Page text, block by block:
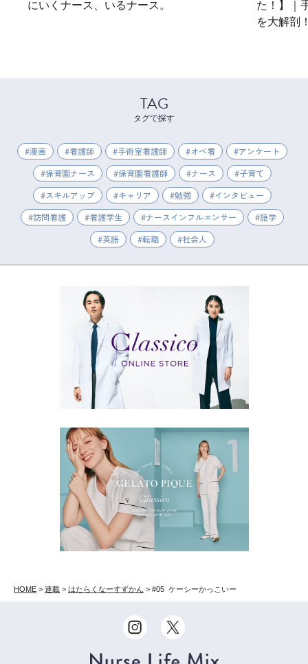
にいくナース、いるナース。
た！】｜
を大解剖
TAG
タグで探す
漫画 看護師 手術室看護師 オペ看
アンケート
保育園ナース
保育園看護師 ナース
子育て
スキルアップ
キャリア 勉強
インタビュー
訪問看護
看護学生 ナースインフルエンサー
語学
英語
転職 社会人
HOME > 連載 > はたらくなーすずかん > #05 ケーシーかっこいー